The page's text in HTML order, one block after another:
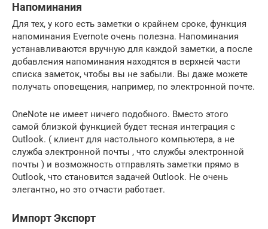
Напоминания
Для тех, у кого есть заметки о крайнем сроке, функция
напоминания Evernote очень полезна. Напоминания
устанавливаются вручную для каждой заметки, а после
добавления напоминания находятся в верхней части
списка заметок, чтобы вы не забыли. Вы даже можете
получать оповещения, например, по электронной почте.
OneNote не имеет ничего подобного. Вместо этого
самой близкой функцией будет тесная интеграция с
Outlook. ( клиент для настольного компьютера, а не
служба электронной почты , что службы электронной
почты ) и возможность отправлять заметки прямо в
Outlook, что становится задачей Outlook. Не очень
элегантно, но это отчасти работает.
Импорт Экспорт